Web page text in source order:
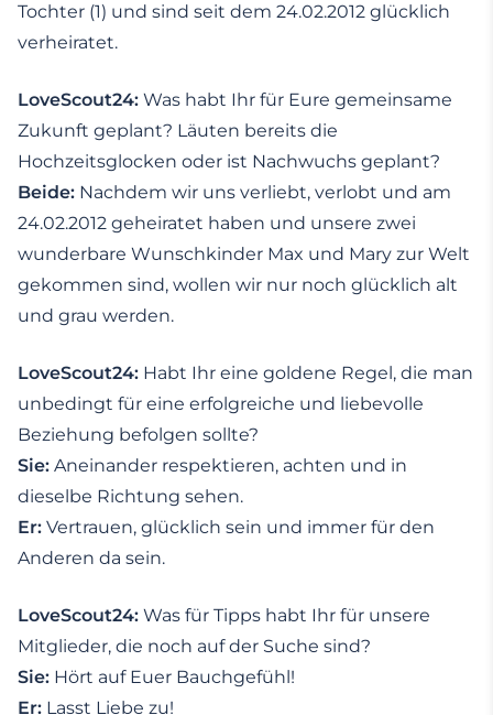
Tochter (1) und sind seit dem 24.02.2012 glücklich
verheiratet.
LoveScout24: Was habt Ihr für Eure gemeinsame
Zukunft geplant? Läuten bereits die
Hochzeitsglocken oder ist Nachwuchs geplant?
Beide: Nachdem wir uns verliebt, verlobt und am
24.02.2012 geheiratet haben und unsere zwei
wunderbare Wunschkinder Max und Mary zur Welt
gekommen sind, wollen wir nur noch glücklich alt
und grau werden.
LoveScout24: Habt Ihr eine goldene Regel, die man
unbedingt für eine erfolgreiche und liebevolle
Beziehung befolgen sollte?
Sie: Aneinander respektieren, achten und in
dieselbe Richtung sehen.
Er: Vertrauen, glücklich sein und immer für den
Anderen da sein.
LoveScout24: Was für Tipps habt Ihr für unsere
Mitglieder, die noch auf der Suche sind?
Sie: Hört auf Euer Bauchgefühl!
Er: Lasst Liebe zu!